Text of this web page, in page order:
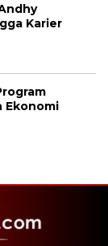
Karier
Ekonomi